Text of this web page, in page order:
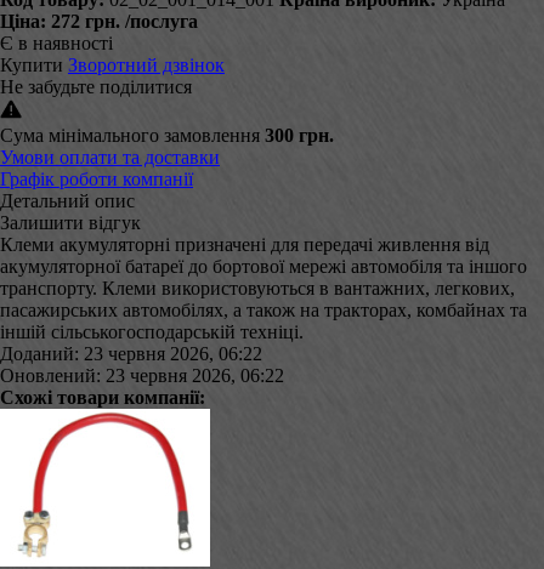
Ціна: 272 грн. /послуга
Є в наявності
Купити Зворотний дзвінок
Не забудьте поділитися
Сума мінімального замовлення 300 грн.
Умови оплати та доставки
Графік роботи компанії
Детальний опис
Залишити відгук
Клеми акумуляторні призначені для передачі живлення від
акумуляторної батареї до бортової мережі автомобіля та іншого
транспорту. Клеми використовуються в вантажних, легкових,
пасажирських автомобілях, а також на тракторах, комбайнах та
іншій сільськогосподарській техніці.
Доданий: 23 червня 2026, 06:22
Оновлений: 23 червня 2026, 06:22
Схожі товари компанії: